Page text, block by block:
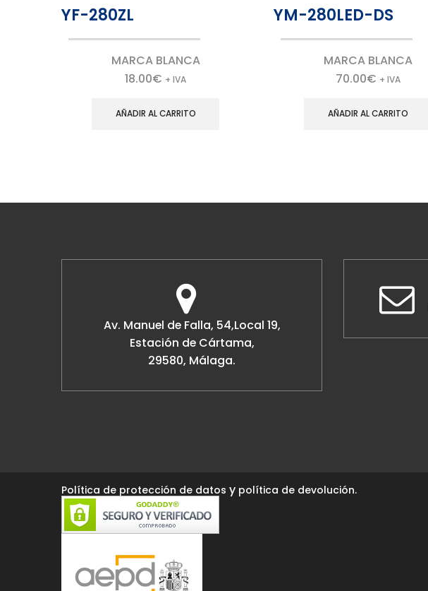
YF-280ZL
MARCA BLANCA
18.00€ + IVA
AÑADIR AL CARRITO
YM-280LED-DS
MARCA BLANCA
70.00€ + IVA
AÑADIR AL CARRITO
Av. Manuel de Falla, 54,Local 19,
Estación de Cártama,
29580, Málaga.
Política de protección de datos y política de devolución.